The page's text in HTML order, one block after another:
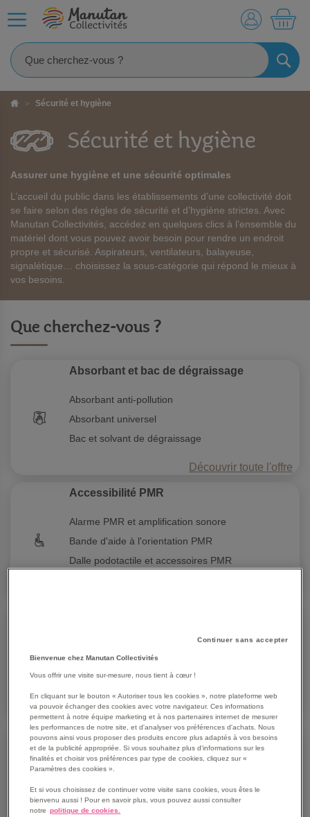
Sécurité et hygiène
Sécurité et hygiène
Assurer une hygiène et une sécurité optimales
L’accueil du public dans les établissements d’une collectivité doit
se faire selon des règles de sécurité et d’hygiène strictes. Avec
Manutan Collectivités, accédez en quelques clics à l’ensemble du
matériel dont vous pouvez avoir besoin pour rendre un endroit
propre et sécurisé. Aspirateurs, ventilateurs, balayeuse,
signalétique… choisissez la sous-catégorie qui répond le mieux à
vos besoins.
Que cherchez-vous ?
Absorbant et bac de dégraissage
Absorbant anti-pollution
Absorbant universel
Bac et solvant de dégraissage
Découvrir toute l'offre
Accessibilité PMR
Alarme PMR et amplification sonore
Bande d'aide à l'orientation PMR
Dalle podotactile et accessoires PMR
Aspirateur à usage industriel
Découvrir toute l'offre
Barrière et poteau
Barrière de sécurité
Poteau de guidage à chaîne
Poteau de guidage à corde
Continuer sans accepter
Bienvenue chez Manutan Collectivités
Vous offrir une visite sur-mesure, nous tient à cœur !
En cliquant sur le bouton « Autoriser tous les cookies », notre plateforme web
va pouvoir échanger des cookies avec votre navigateur. Ces informations
permettent à notre équipe marketing et à nos partenaires internet de mesurer
les performances de notre site, et d'analyser vos préférences d'achats. Nous
pouvons ainsi vous proposer des produits encore plus adaptés à vos besoins
et de la publicité appropriée. Si vous souhaitez plus d'informations sur les
finalités et choisir vos préférences par type de cookies, cliquez sur «
Paramètres des cookies ».
Et si vous choisissez de continuer votre visite sans cookies, vous êtes le
bienvenu aussi ! Pour en savoir plus, vous pouvez aussi consulter
notre politique de cookies.